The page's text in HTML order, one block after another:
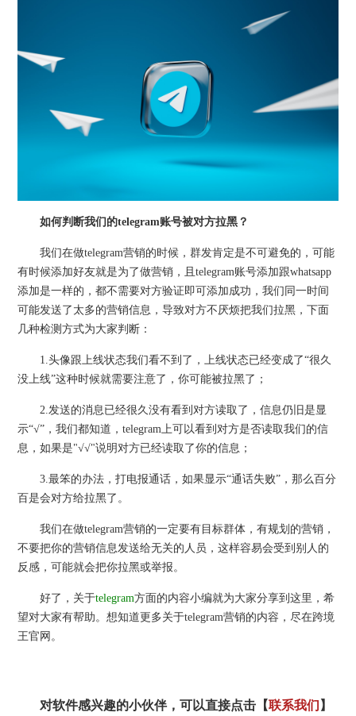
如何判断我们的telegram账号被对方拉黑？
我们在做telegram营销的时候，群发肯定是不可避免的，可能
有时候添加好友就是为了做营销，且telegram账号添加跟whatsapp
添加是一样的，都不需要对方验证即可添加成功，我们同一时间
可能发送了太多的营销信息，导致对方不厌烦把我们拉黑，下面
几种检测方式为大家判断：
1.头像跟上线状态我们看不到了，上线状态已经变成了“很久
没上线”这种时候就需要注意了，你可能被拉黑了；
2.发送的消息已经很久没有看到对方读取了，信息仍旧是显
示“√”，我们都知道，telegram上可以看到对方是否读取我们的信
息，如果是"√√"说明对方已经读取了你的信息；
3.最笨的办法，打电报通话，如果显示“通话失败”，那么百分
百是会对方给拉黑了。
我们在做telegram营销的一定要有目标群体，有规划的营销，
不要把你的营销信息发送给无关的人员，这样容易会受到别人的
反感，可能就会把你拉黑或举报。
好了，关于telegram方面的内容小编就为大家分享到这里，希
望对大家有帮助。想知道更多关于telegram营销的内容，尽在跨境
王官网。
对软件感兴趣的小伙伴，可以直接点击【联系我们 】